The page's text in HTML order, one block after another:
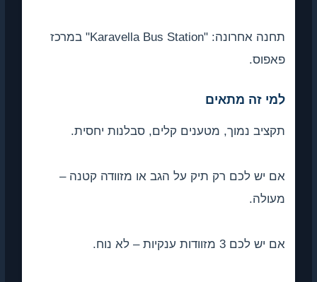
תחנה אחרונה: "Karavella Bus Station" במרכז
פאפוס.
למי זה מתאים
תקציב נמוך, מטענים קלים, סבלנות יחסית.
אם יש לכם רק תיק על הגב או מזוודה קטנה –
מעולה.
אם יש לכם 3 מזוודות ענקיות – לא נוח.